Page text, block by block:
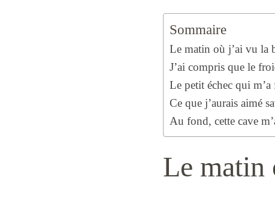
Sommaire
Le matin où j’ai vu la
J’ai compris que le
Le petit échec qui m’a
Ce que j’aurais aimé
Au fond, cette cave
Le matin